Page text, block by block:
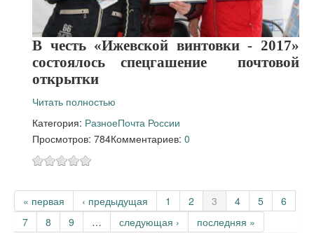
В честь «Ижевской винтовки - 2017»
состоялось спецгашение почтовой
открытки
Читать полностью
Категория: РазноеПочта России
Просмотров: 784Комментариев: 0
Страницы
« первая ‹ предыдущая 1 2 3 4 5
6
7
8 9 … следующая › последняя »